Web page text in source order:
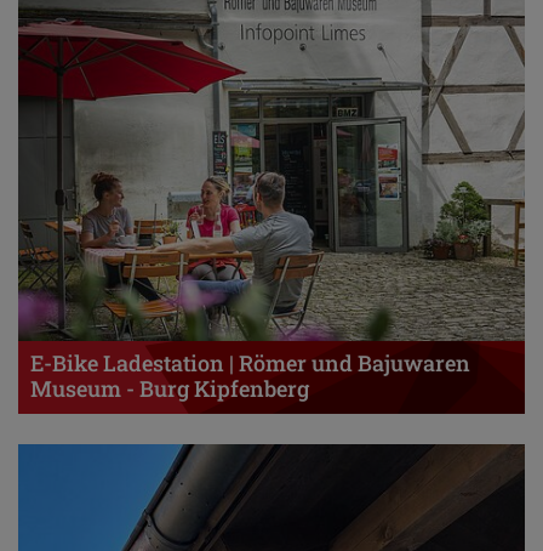
E-Bike Ladestation | Römer und Bajuwaren
Museum - Burg Kipfenberg